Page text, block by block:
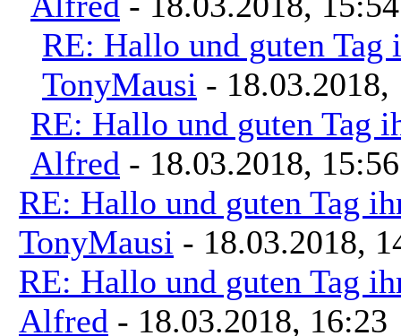
RE: Hallo und guten
TonyMausi - 18.03.2018,
RE: Hallo und guten Tag
Alfred - 18.03.2018, 15:56
RE: Hallo und guten Tag
TonyMausi - 18.03.2018,
RE: Hallo und guten Tag
Alfred - 18.03.2018, 16:23